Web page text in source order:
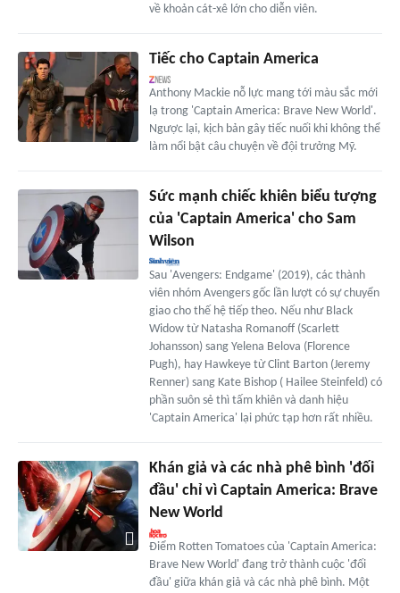
về khoản cát-xê lớn cho diễn viên.
Tiếc cho Captain America
Anthony Mackie nỗ lực mang tới màu sắc mới
lạ trong 'Captain America: Brave New World'.
Ngược lại, kịch bản gây tiếc nuối khi không thể
làm nổi bật câu chuyện về đội trưởng Mỹ.
Sức mạnh chiếc khiên biểu tượng
của 'Captain America' cho Sam
Wilson
Sau 'Avengers: Endgame' (2019), các thành
viên nhóm Avengers gốc lần lượt có sự chuyển
giao cho thế hệ tiếp theo. Nếu như Black
Widow từ Natasha Romanoff (Scarlett
Johansson) sang Yelena Belova (Florence
Pugh), hay Hawkeye từ Clint Barton (Jeremy
Renner) sang Kate Bishop ( Hailee Steinfeld) có
phần suôn sẻ thì tấm khiên và danh hiệu
'Captain America' lại phức tạp hơn rất nhiều.
Khán giả và các nhà phê bình 'đối
đầu' chỉ vì Captain America: Brave
New World
Điểm Rotten Tomatoes của 'Captain America:
Brave New World' đang trở thành cuộc 'đối
đầu' giữa khán giả và các nhà phê bình. Một